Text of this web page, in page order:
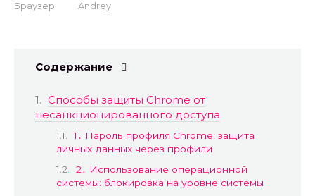
Браузер
Andrey
Содержание
Способы защиты Chrome от
несанкционированного доступа
1․ Пароль профиля Chrome: защита
личных данных через профили
2․ Использование операционной
системы: блокировка на уровне системы